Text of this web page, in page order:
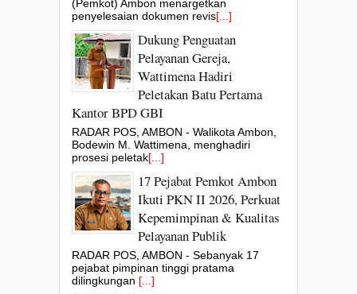
(Pemkot) Ambon menargetkan
penyelesaian dokumen revis[...]
Dukung Penguatan
Pelayanan Gereja,
Wattimena Hadiri
Peletakan Batu Pertama
Kantor BPD GBI
RADAR POS, AMBON - Walikota Ambon,
Bodewin M. Wattimena, menghadiri
prosesi peletak[...]
17 Pejabat Pemkot Ambon
Ikuti PKN II 2026, Perkuat
Kepemimpinan & Kualitas
Pelayanan Publik
RADAR POS, AMBON - Sebanyak 17
pejabat pimpinan tinggi pratama
dilingkungan [...]